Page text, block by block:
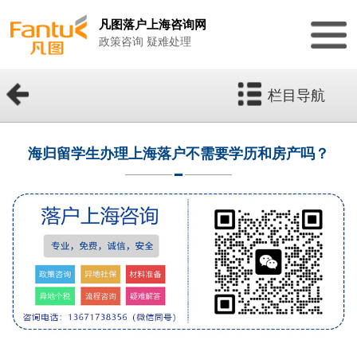
凡图落户上海咨询网
政策咨询 疑难处理
栏目导航
海归留学生办理上海落户不需要学历和房产吗？